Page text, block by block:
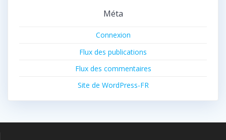
Méta
Connexion
Flux des publications
Flux des commentaires
Site de WordPress-FR